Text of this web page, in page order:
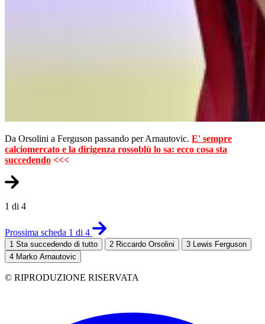
Da Orsolini a Ferguson passando per Arnautovic. E' sempre
calciomercato e la dirigenza rossoblù lo sa: ecco cosa sta
succedendo <<<
1 di 4
Prossima scheda 1 di 4
1 Sta succedendo di tutto 2 Riccardo Orsolini 3
Lewis Ferguson
4 Marko Arnautovic
© RIPRODUZIONE RISERVATA